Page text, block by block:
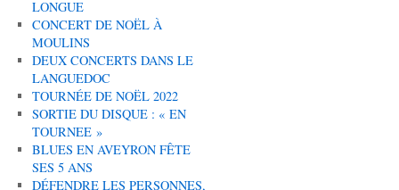
LONGUE
CONCERT DE NOËL À
MOULINS
DEUX CONCERTS DANS LE
LANGUEDOC
TOURNÉE DE NOËL 2022
SORTIE DU DISQUE : « EN
TOURNEE »
BLUES EN AVEYRON FÊTE
SES 5 ANS
DÉFENDRE LES PERSONNES,